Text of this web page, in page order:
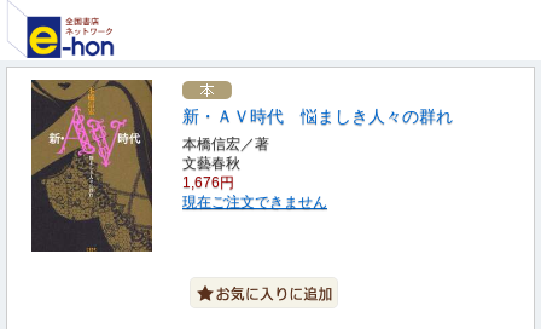
新・ＡＶ時代 悩ましき人々の群れ
本橋信宏／著
文藝春秋
1,676円
現在ご注文できません